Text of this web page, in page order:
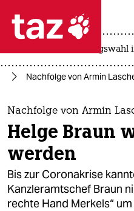
 taz
taz zahl
themen
politik
öko
gesellschaft
landtagswahl
Nachfolge von Armin
Nachfolge von Armin
Helge Braun
werden
Bis zur Coronakrise
Kanzleramtschef Braun
rechte Hand Merkels“